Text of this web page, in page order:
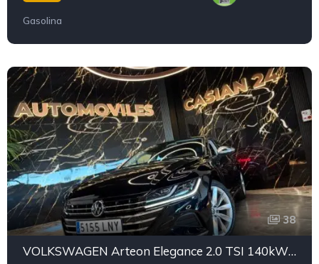
Gasolina
38
VOLKSWAGEN Arteon Elegance 2.0 TSI 140kW 190CV DSG